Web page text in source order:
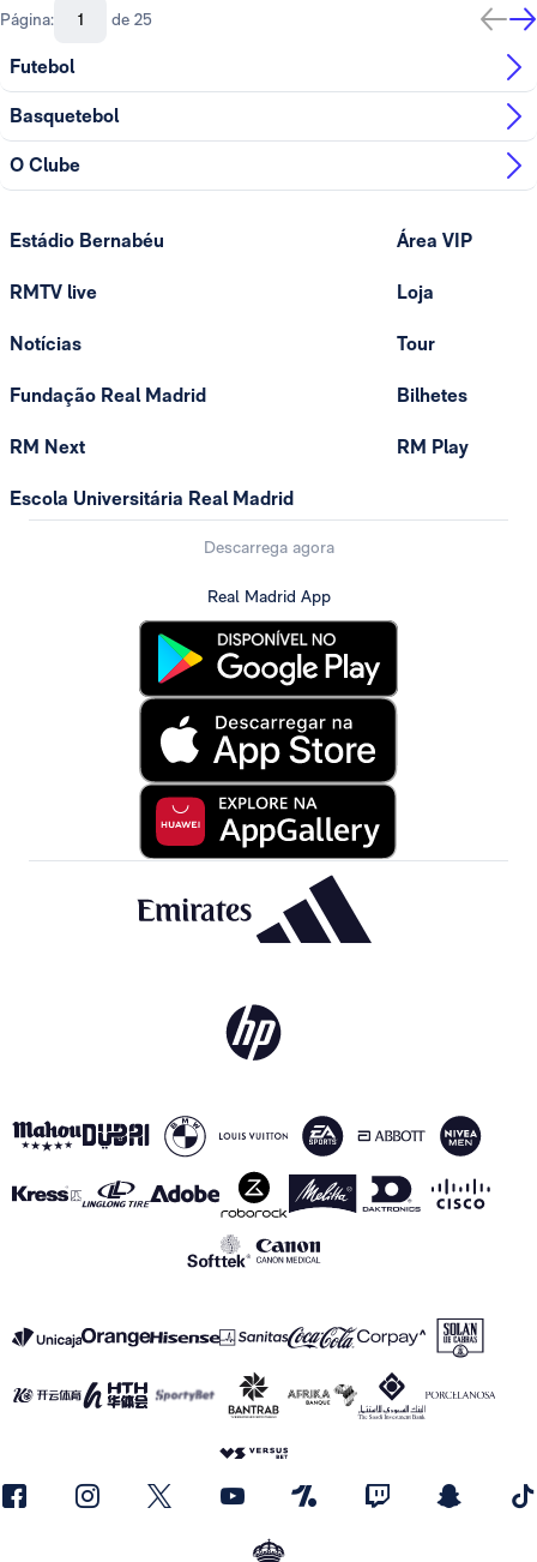
Página: de 25
Futebol
Basquetebol
O Clube
Estádio Bernabéu
RMTV live
Notícias
Fundação Real Madrid
RM Next
Escola Universitária Real Madrid
Área VIP
Loja
Tour
Bilhetes
RM Play
Descarrega agora
Real Madrid App